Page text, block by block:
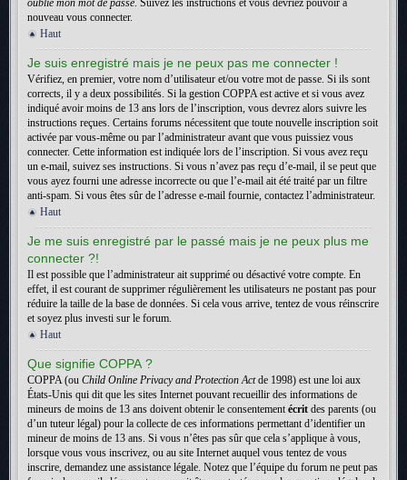
oublié mon mot de passe. Suivez les instructions et vous devriez pouvoir à
nouveau vous connecter.
Haut
Je suis enregistré mais je ne peux pas me connecter !
Vérifiez, en premier, votre nom d’utilisateur et/ou votre mot de passe. Si ils sont
corrects, il y a deux possibilités. Si la gestion COPPA est active et si vous avez
indiqué avoir moins de 13 ans lors de l’inscription, vous devrez alors suivre les
instructions reçues. Certains forums nécessitent que toute nouvelle inscription soit
activée par vous-même ou par l’administrateur avant que vous puissiez vous
connecter. Cette information est indiquée lors de l’inscription. Si vous avez reçu
un e-mail, suivez ses instructions. Si vous n’avez pas reçu d’e-mail, il se peut que
vous ayez fourni une adresse incorrecte ou que l’e-mail ait été traité par un filtre
anti-spam. Si vous êtes sûr de l’adresse e-mail fournie, contactez l’administrateur.
Haut
Je me suis enregistré par le passé mais je ne peux plus me
connecter ?!
Il est possible que l’administrateur ait supprimé ou désactivé votre compte. En
effet, il est courant de supprimer régulièrement les utilisateurs ne postant pas pour
réduire la taille de la base de données. Si cela vous arrive, tentez de vous réinscrire
et soyez plus investi sur le forum.
Haut
Que signifie COPPA ?
COPPA (ou Child Online Privacy and Protection Actde 1998) est une loi aux
États-Unis qui dit que les sites Internet pouvant recueillir des informations de
mineurs de moins de 13 ans doivent obtenir le consentementécrit des parents (ou
d’un tuteur légal) pour la collecte de ces informations permettant d’identifier un
mineur de moins de 13 ans. Si vous n’êtes pas sûr que cela s’applique à vous,
lorsque vous vous inscrivez, ou au site Internet auquel vous tentez de vous
inscrire, demandez une assistance légale. Notez que l’équipe du forum ne peut pas